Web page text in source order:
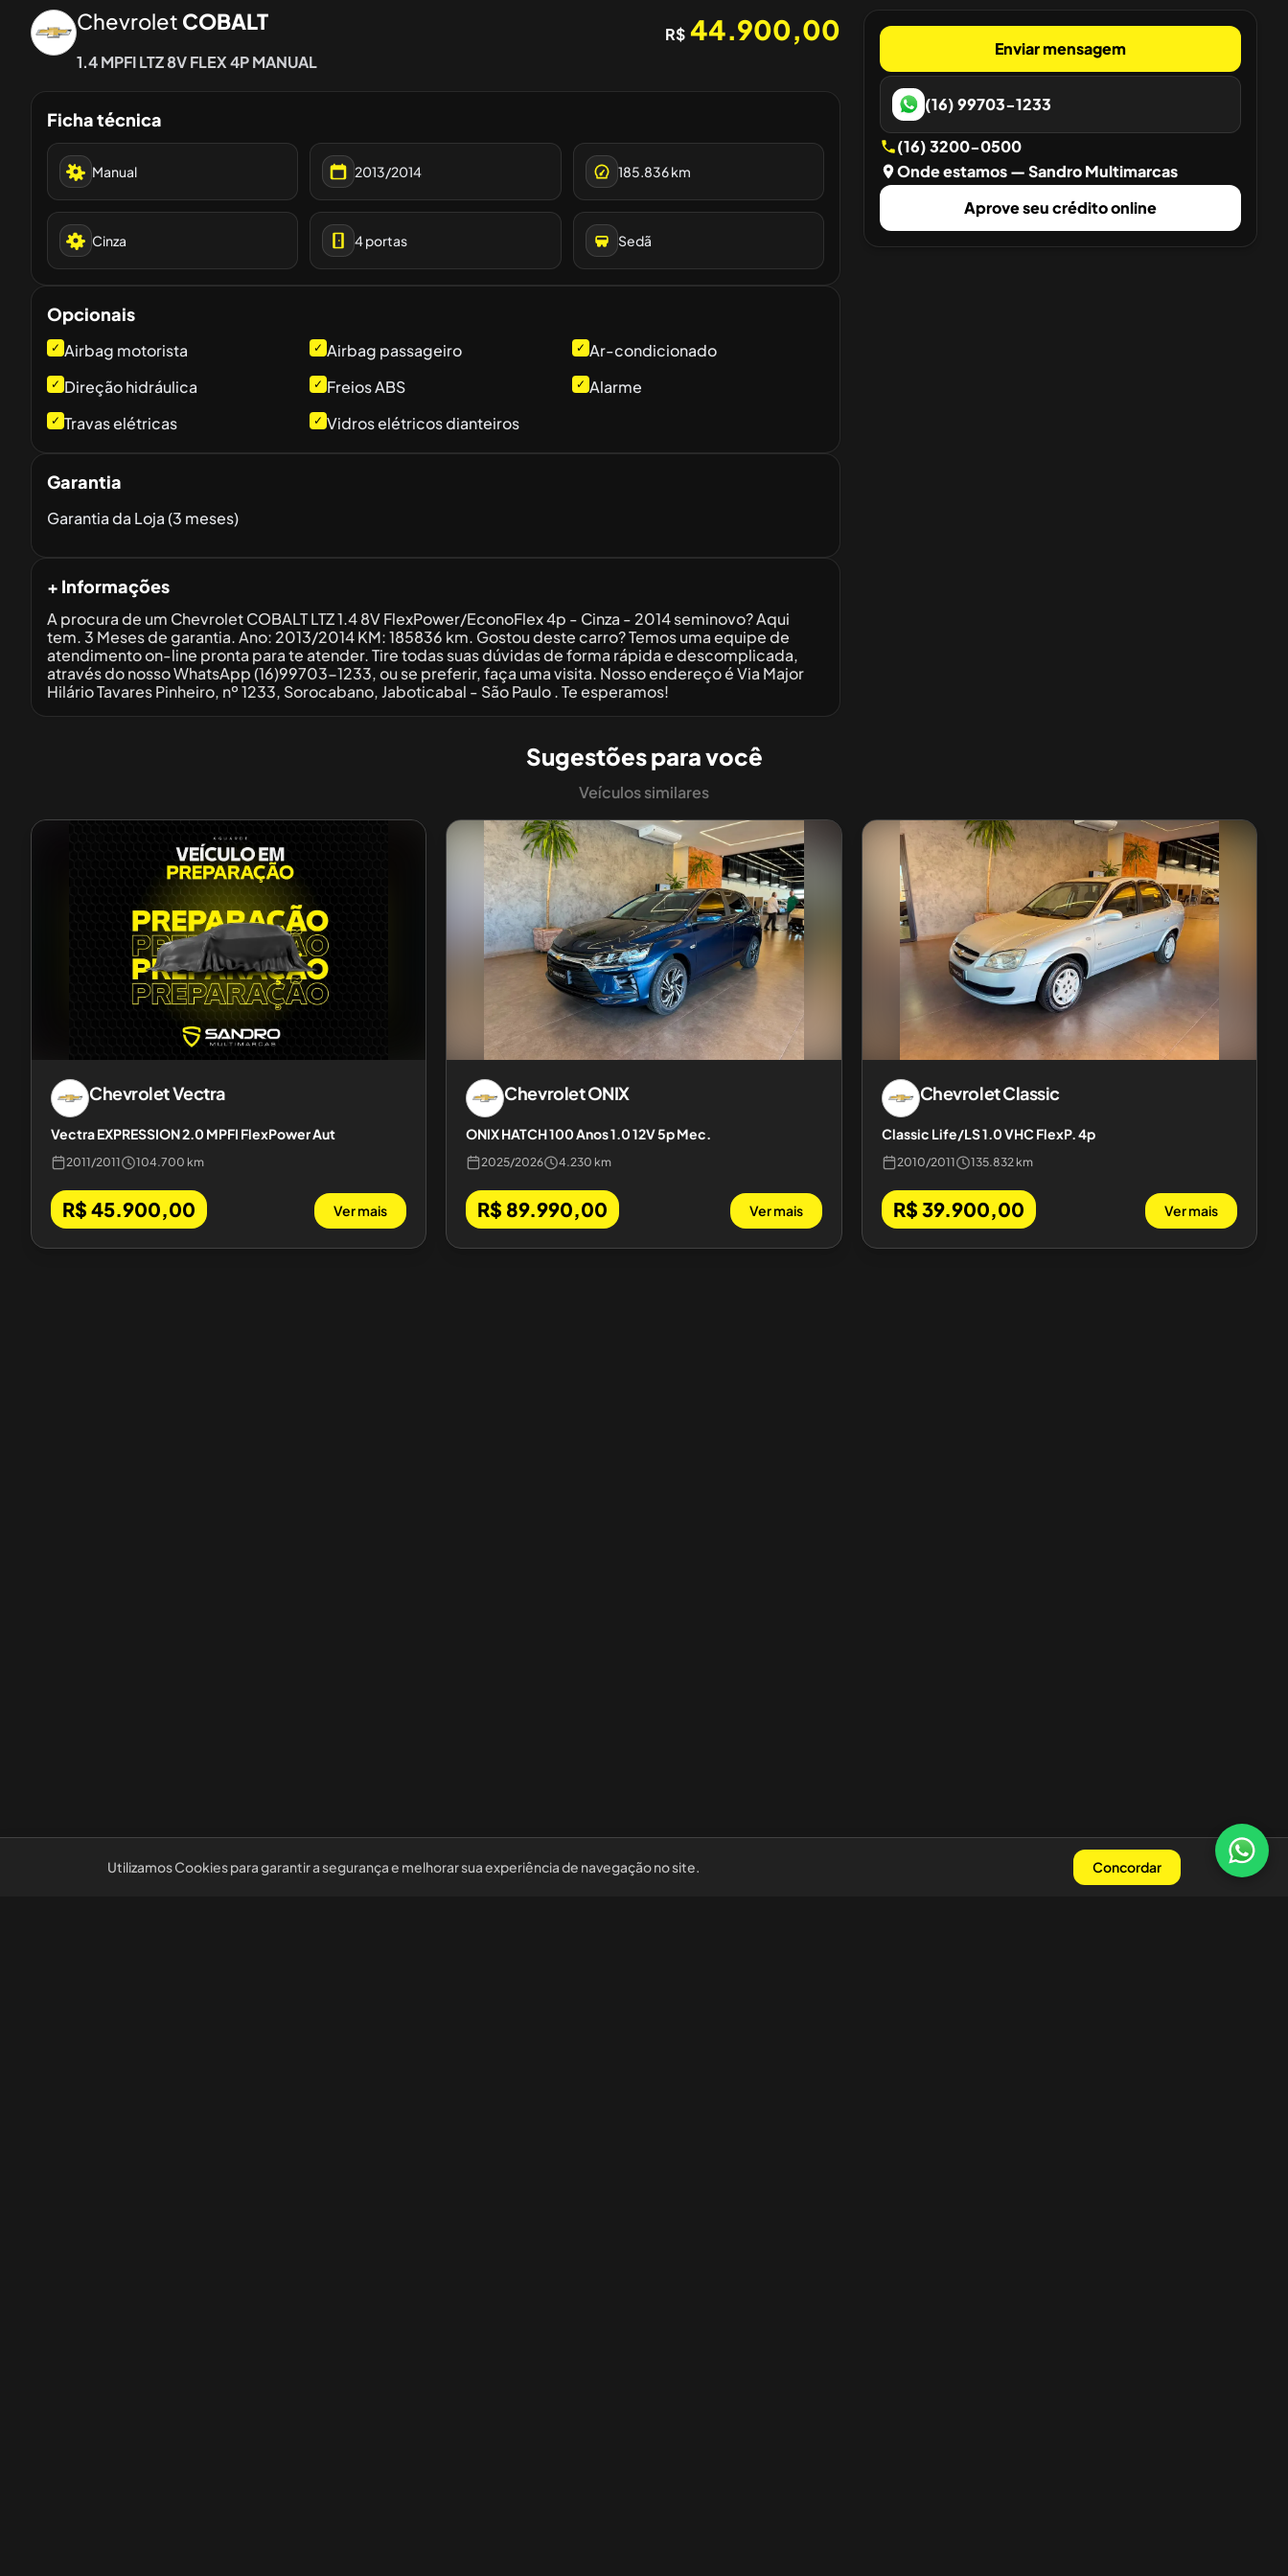
Chevrolet COBALT
1.4 MPFI LTZ 8V FLEX 4P MANUAL
R$ 44.900,00
Ficha técnica
Manual 2013/2014 185.836km
Cinza 4portas Sedã
Opcionais
✓ Airbag motorista ✓ Airbag passageiro ✓ Ar-condicionado
✓ Direção hidráulica ✓ Freios ABS ✓ Alarme
✓ Travas elétricas ✓ Vidros elétricos dianteiros
Garantia
Garantia da Loja (3 meses)
+ Informações
A procura de um Chevrolet COBALT LTZ 1.4 8V FlexPower/EconoFlex 4p - Cinza - 2014 seminovo? Aqui
tem. 3 Meses de garantia. Ano: 2013/2014 KM: 185836 km. Gostou deste carro? Temos uma equipe de
atendimento on-line pronta para te atender. Tire todas suas dúvidas de forma rápida e descomplicada,
através do nosso WhatsApp (16)99703-1233, ou se preferir, faça uma visita. Nosso endereço é Via Major
Hilário Tavares Pinheiro, nº 1233, Sorocabano, Jaboticabal - São Paulo . Te esperamos!
Enviar mensagem
(16) 99703-1233
(16) 3200-0500
Onde estamos— Sandro Multimarcas
Aprove seu crédito online
Sugestões para você
Veículos similares
ChevroletVectra
Vectra EXPRESSION 2.0 MPFI FlexPower Aut
2011/2011 104.700 km
R$ 45.900,00 Ver mais
ChevroletONIX
ONIX HATCH 100 Anos 1.0 12V 5p Mec.
2025/2026 4.230 km
R$ 89.990,00 Ver mais
ChevroletClassic
Classic Life/LS 1.0 VHC FlexP. 4p
2010/2011 135.832 km
R$ 39.900,00 Ver mais
Utilizamos Cookies para garantir a segurança e melhorar sua experiência de navegação no site. Concordar